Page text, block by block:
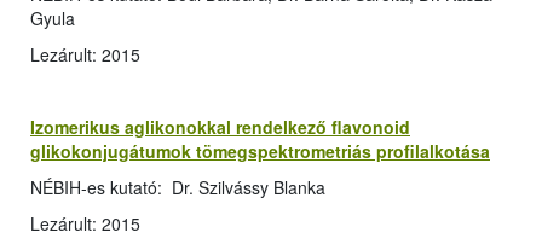
Gyula
Lezárult: 2015
Izomerikus aglikonokkal rendelkező flavonoid
glikokonjugátumok tömegspektrometriás profilalkotása
NÉBIH-es kutató: Dr. Szilvássy Blanka
Lezárult: 2015